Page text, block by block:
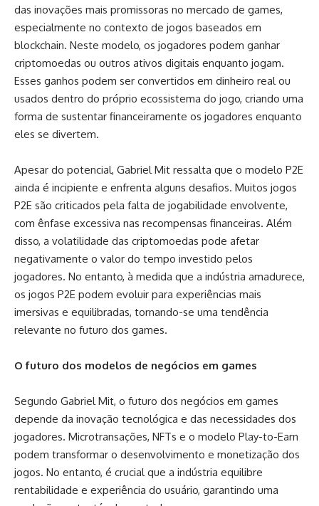
das inovações mais promissoras no mercado de games,
especialmente no contexto de jogos baseados em
blockchain. Neste modelo, os jogadores podem ganhar
criptomoedas ou outros ativos digitais enquanto jogam.
Esses ganhos podem ser convertidos em dinheiro real ou
usados dentro do próprio ecossistema do jogo, criando uma
forma de sustentar financeiramente os jogadores enquanto
eles se divertem.
Apesar do potencial, Gabriel Mit ressalta que o modelo P2E
ainda é incipiente e enfrenta alguns desafios. Muitos jogos
P2E são criticados pela falta de jogabilidade envolvente,
com ênfase excessiva nas recompensas financeiras. Além
disso, a volatilidade das criptomoedas pode afetar
negativamente o valor do tempo investido pelos
jogadores. No entanto, à medida que a indústria amadurece,
os jogos P2E podem evoluir para experiências mais
imersivas e equilibradas, tornando-se uma tendência
relevante no futuro dos games.
O futuro dos modelos de negócios em games
Segundo Gabriel Mit, o futuro dos negócios em games
depende da inovação tecnológica e das necessidades dos
jogadores. Microtransações, NFTs e o modelo Play-to-Earn
podem transformar o desenvolvimento e monetização dos
jogos. No entanto, é crucial que a indústria equilibre
rentabilidade e experiência do usuário, garantindo uma